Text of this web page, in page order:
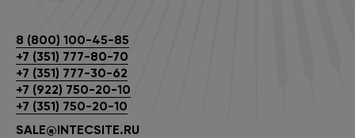
8 (800) 100-45-85
+7 (351) 777-80-70
+7 (351) 777-30-62
+7 (922) 750-20-10
+7 (351) 750-20-10
SALE@INTECSITE.RU